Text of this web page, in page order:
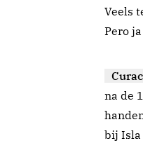
Veels
Pero
na de
bij Isla